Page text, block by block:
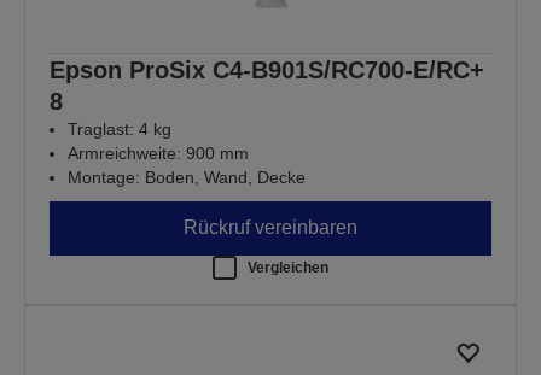
Epson ProSix C4-B901S/RC700-E/RC+
8
Traglast: 4 kg
Armreichweite: 900 mm
Montage: Boden, Wand, Decke
Rückruf vereinbaren
Vergleichen